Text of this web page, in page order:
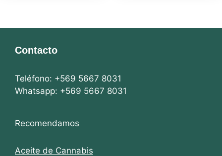
Contacto
Teléfono: +569 5667 8031
Whatsapp: +569 5667 8031
Recomendamos
Aceite de Cannabis